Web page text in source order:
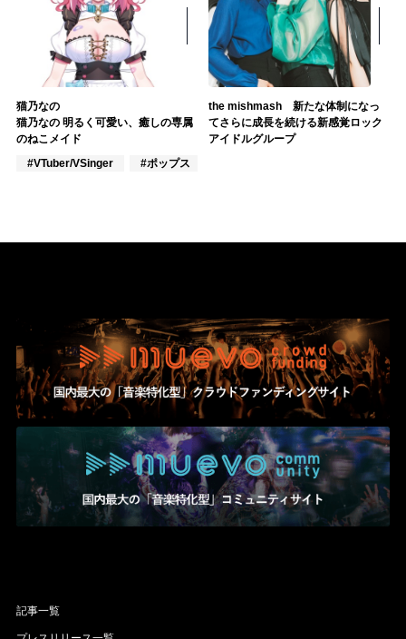
猫乃なの
猫乃なの 明るく可愛い、癒しの専属
のねこメイド
#VTuber/VSinger
#ポップス
the mishmash 新たな体制になっ
てさらに成長を続ける新感覚ロック
アイドルグループ
記事一覧